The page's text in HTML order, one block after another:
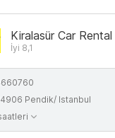
Kiralasür Car Rental
İyi 8,1
Pendik/ Istanbul